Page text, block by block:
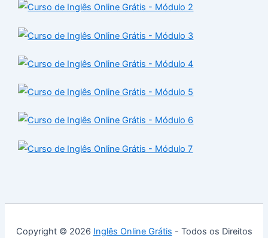
Copyright © 2026 Inglês Online Grátis - Todos os Direitos